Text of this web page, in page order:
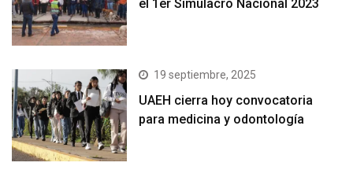
el 1er Simulacro Nacional 2023
19 septiembre, 2025
UAEH cierra hoy convocatoria
para medicina y odontología